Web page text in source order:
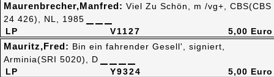
V1127
LP
Maurenbrecher,Manfred: Viel Zu Schön, m /vg+, CBS(CBS
24 426), NL, 1985
5,00 Euro
Y9324
LP
Mauritz,Fred: Bin ein fahrender Gesell', signiert,
Arminia(SRI 5020), D
5,00 Euro